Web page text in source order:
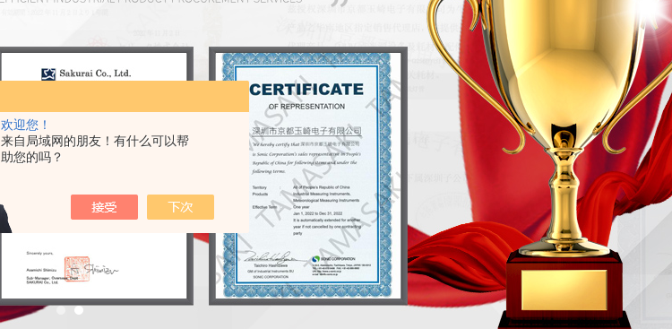
欢迎您！
来自局域网的朋友！有什么可以帮
助您的吗？